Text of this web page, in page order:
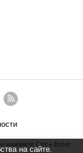
на сайте.
нажмите Ctrl + Enter